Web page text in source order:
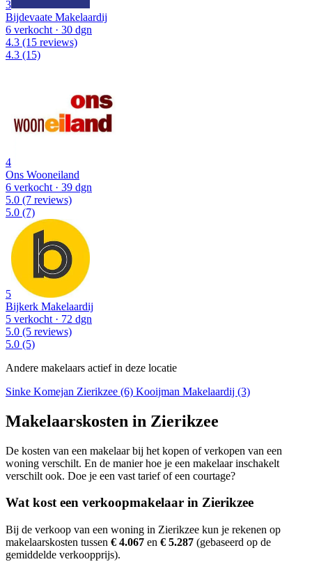
3
Bijdevaate Makelaardij
6 verkocht· 30 dgn
4.3 (15 reviews)
4.3 (15)
4
Ons Wooneiland
6 verkocht· 39 dgn
5.0 (7 reviews)
5.0 (7)
5
Bijkerk Makelaardij
5 verkocht · 72 dgn
5.0 (5 reviews)
5.0 (5)
Andere makelaars actief in deze locatie
Sinke Komejan Zierikzee (6) Kooijman Makelaardij (3)
Makelaarskosten in Zierikzee
De kosten van een makelaar bij het kopen of verkopen van een
woning verschilt. En de manier hoe je een makelaar inschakelt
verschilt ook. Doe je een vast tarief of een courtage?
Wat kost een verkoopmakelaar in Zierikzee
Bij de verkoop van een woning in Zierikzee kun je rekenen op
makelaarskosten tussen € 4.067 en € 5.287 (gebaseerd op de
gemiddelde verkoopprijs).